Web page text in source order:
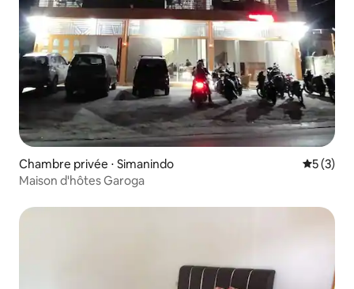
Chambre privée ⋅ Simanindo
5 (3)
Maison d'hôtes Garoga